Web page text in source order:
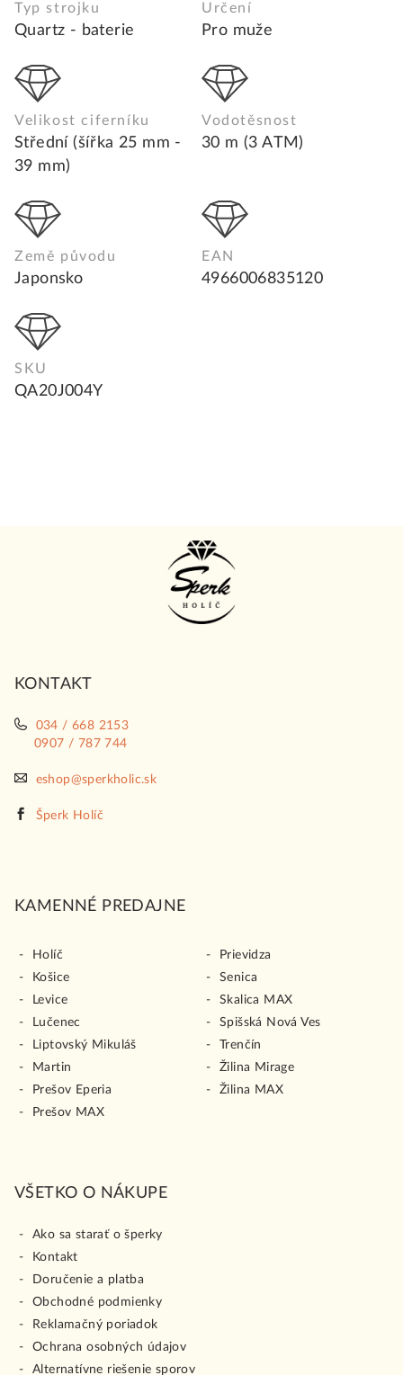
Typ strojku
Quartz - baterie
Určení
Pro muže
Velikost ciferníku
Střední (šířka 25 mm -
39 mm)
Vodotěsnost
30 m (3 ATM)
Země původu
Japonsko
EAN
4966006835120
SKU
QA20J004Y
KONTAKT
034 / 668 2153
0907 / 787 744
eshop@sperkholic.sk
Šperk Holíč
KAMENNÉ PREDAJNE
Holíč
Košice
Levice
Lučenec
Liptovský Mikuláš
Martin
Prešov Eperia
Prešov MAX
Prievidza
Senica
Skalica MAX
Spišská Nová Ves
Trenčín
Žilina Mirage
Žilina MAX
VŠETKO O NÁKUPE
Ako sa starať o šperky
Kontakt
Doručenie a platba
Obchodné podmienky
Reklamačný poriadok
Ochrana osobných údajov
Alternatívne riešenie sporov